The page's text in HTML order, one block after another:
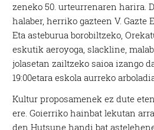
zeneko 50. urteurrenaren harira.
halaber, herriko gazteen V. Gazte
Eta asteburua borobiltzeko,
eskutik aeroyoga, slackline,
jolasetan zailtzeko saioa izango
19:00etara eskola aurreko
Kultur proposamenek ez dute
ere. Goierriko hainbat lekutan
den Hutsune handi bat